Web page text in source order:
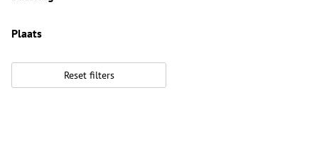
Plaats
Reset filters